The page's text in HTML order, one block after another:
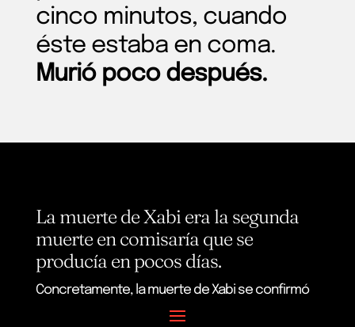
cinco minutos, cuando
éste estaba en coma.
Murió poco después.
La muerte de Xabi era la segunda
muerte en comisaría que se
producía en pocos días.
Concretamente, la muerte de Xabi se confirmó
cuando todavía estaban despidiendo a Gurutze